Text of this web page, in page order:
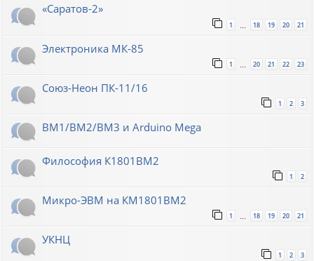
«Саратов-2»
1 18 19 20 21
Электроника МК-85
1 20 21 22 23
Союз-Неон ПК-11/16
1 2 3
ВМ1/ВМ2/ВМ3 и Arduino Mega
Философия К1801ВМ2
1 2
Микро-ЭВМ на КМ1801ВМ2
1 18 19 20 21
УКНЦ
1 2 3